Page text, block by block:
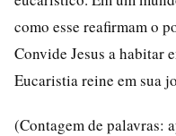
como esse reafirmam o
Convide Jesus a habitar
Eucaristia reine em sua
(Contagem de palavras: